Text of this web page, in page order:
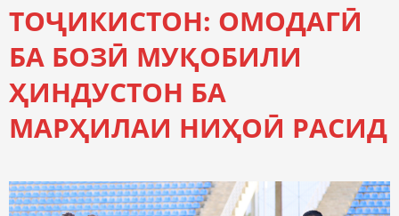
ТОҶИКИСТОН: ОМОДАГӢ
БА БОЗӢ МУҚОБИЛИ
ҲИНДУСТОН БА
МАРҲИЛАИ НИҲОӢ РАСИД